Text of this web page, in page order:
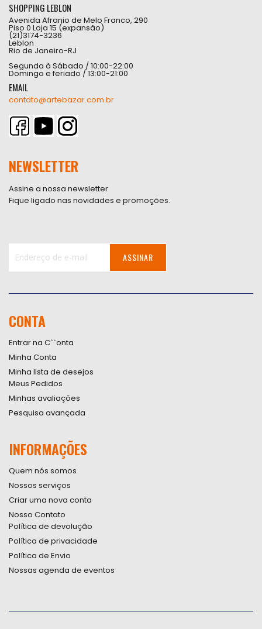
SHOPPING LEBLON
Avenida Afranio de Melo Franco, 290
Piso 0 Loja 15 (expansão)
(21)3174-3236
Leblon
Rio de Janeiro-RJ
Segunda à Sábado / 10:00-22:00
Domingo e feriado / 13:00-21:00
EMAIL
contato@artebazar.com.br
NEWSLETTER
Assine a nossa newsletter
Fique ligado nas novidades e promoções.
Newsletter:
ASSINAR
CONTA
Entrar na C``onta
Minha Conta
Minha lista de desejos
Meus Pedidos
Minhas avaliações
Pesquisa avançada
INFORMAÇÕES
Quem nós somos
Nossos serviços
Criar uma nova conta
Nosso Contato
Política de devolução
Política de privacidade
Política de Envio
Nossas agenda de eventos